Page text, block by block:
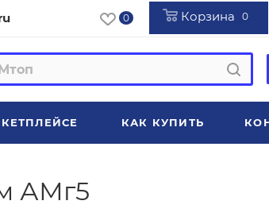
0 Корзина 0
КАК КУПИТЬ
АМг5